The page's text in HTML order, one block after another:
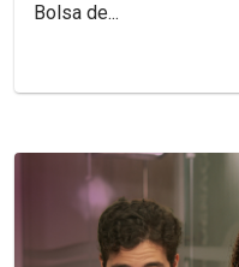
Bolsa de...